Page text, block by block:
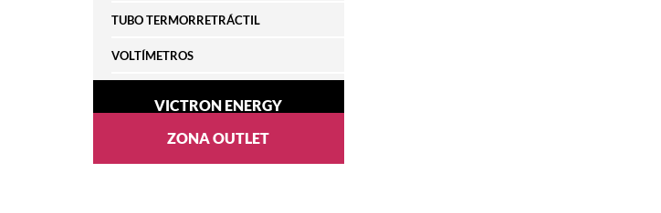
TUBO TERMORRETRÁCTIL
VOLTÍMETROS
VICTRON ENERGY
ZONA OUTLET